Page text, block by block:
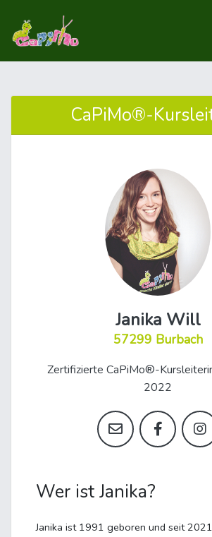
CaPiMo®-
Janika Will
57299 Burbach
Zertifizierte CaPiMo®-
2022
Wer ist Janika?
Janika ist 1991 geboren und seit